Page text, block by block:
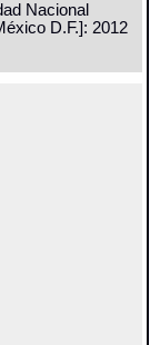
Nacional
D.F.]: 2012